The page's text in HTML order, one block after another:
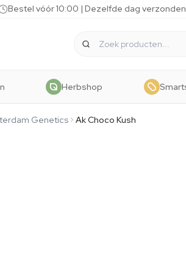
Bestel vóór 10:00 | Dezelfde dag verzonden
Herbshop
Genetics Ak Choco Kush